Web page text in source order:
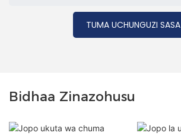
TUMA UCHUNGUZI SASA
Bidhaa Zinazohusu